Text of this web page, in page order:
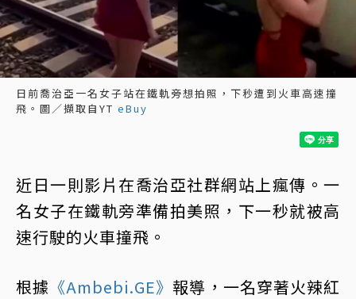
日前喬治亞一名女子站在鐵軌旁想拍照，下秒遭到火車高速撞
飛。圖／擷取自YT eBuy
近日一則影片在喬治亞社群網站上瘋傳。一
名女子在鐵軌旁準備拍美照，下一秒就被高
速行駛的火車撞飛。
根據 《Ambebi.GE》 報導，一名穿著火辣紅